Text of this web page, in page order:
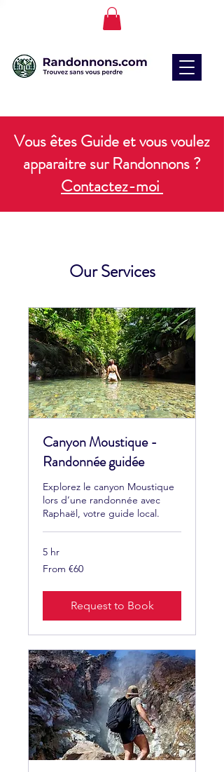
Vous êtes Guide et vous voulez
apparaitre sur Randonnons ?
Contactez-moi
Our Services
Canyon Moustique -
Randonnée guidée
Explorez le canyon Moustique
lors d’une randonnée avec
Raphaël, votre guide local.
5 hr
From
60
From €60
Request to Book